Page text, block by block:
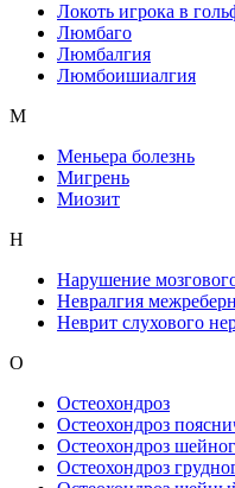
Локоть игрока в
Люмбаго
Люмбалгия
Люмбоишиалгия
М
Меньера болезнь
Мигрень
Миозит
Н
Нарушение
Невралгия
Неврит слухового
О
Остеохондроз
Остеохондроз
Остеохондроз
Остеохондроз